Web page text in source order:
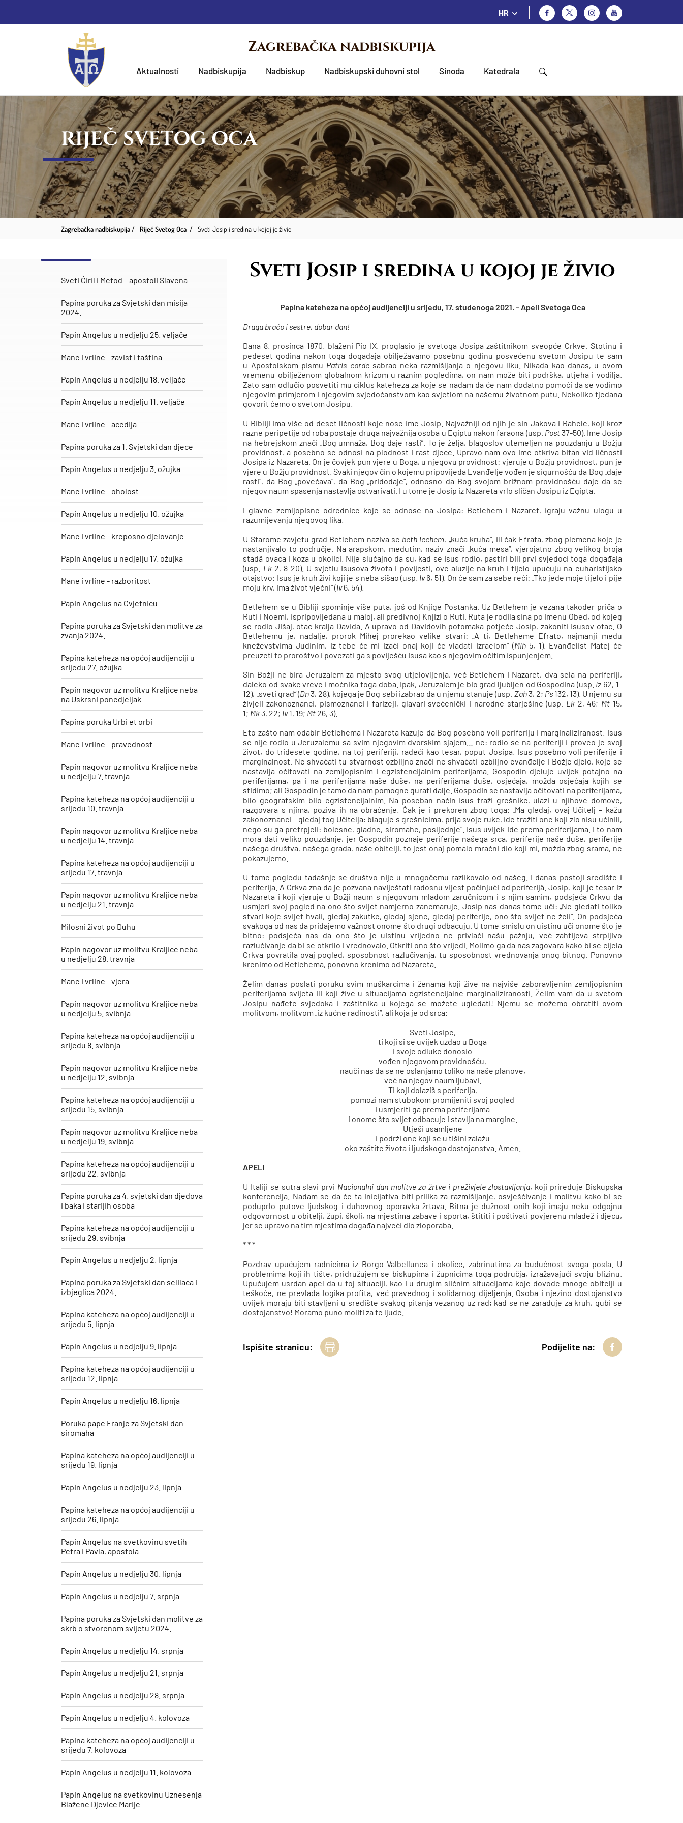
HR
Zagrebačka nadbiskupija
Aktualnosti Nadbiskupija Nadbiskup Nadbiskupski duhovni stol Sinoda Katedrala
RIJEČ SVETOG OCA
Zagrebačka nadbiskupija Riječ Svetog Oca Sveti Josip i sredina u kojoj je živio
Sveti Ćiril i Metod – apostoli Slavena
Papina poruka za Svjetski dan misija
2024.
Papin Angelus u nedjelju 25. veljače
​Mane i vrline - zavist i taština
Papin Angelus u nedjelju 18. veljače
Papin Angelus u nedjelju 11. veljače
Mane i vrline - acedija
Papina poruka za 1. Svjetski dan djece
Papin Angelus u nedjelju 3. ožujka
Mane i vrline - oholost
Papin Angelus u nedjelju 10. ožujka
Mane i vrline - kreposno djelovanje
Papin Angelus u nedjelju 17. ožujka
Mane i vrline - razboritost
Papin Angelus na Cvjetnicu
Papina poruka za Svjetski dan molitve za
zvanja 2024.
Papina kateheza na općoj audijenciji u
srijedu 27. ožujka
Papin nagovor uz molitvu Kraljice neba
na Uskrsni ponedjeljak
Papina poruka Urbi et orbi
Mane i vrline - pravednost
Papin nagovor uz molitvu Kraljice neba
u nedjelju 7. travnja
Papina kateheza na općoj audijenciji u
srijedu 10. travnja
Papin nagovor uz molitvu Kraljice neba
u nedjelju 14. travnja
Papina kateheza na općoj audijenciji u
srijedu 17. travnja
Papin nagovor uz molitvu Kraljice neba
u nedjelju 21. travnja
Milosni život po Duhu
Papin nagovor uz molitvu Kraljice neba
u nedjelju 28. travnja
Mane i vrline - vjera
Papin nagovor uz molitvu Kraljice neba
u nedjelju 5. svibnja
Papina kateheza na općoj audijenciji u
srijedu 8. svibnja
Papin nagovor uz molitvu Kraljice neba
u nedjelju 12. svibnja
Papina kateheza na općoj audijenciji u
srijedu 15. svibnja
Papin nagovor uz molitvu Kraljice neba
u nedjelju 19. svibnja
Papina kateheza na općoj audijenciji u
srijedu 22. svibnja
Papina poruka za 4. svjetski dan djedova
i baka i starijih osoba
Papina kateheza na općoj audijenciji u
srijedu 29. svibnja
Papin Angelus u nedjelju 2. lipnja
Papina poruka za Svjetski dan selilaca i
izbjeglica 2024.
Papina kateheza na općoj audijenciji u
srijedu 5. lipnja
Papin Angelus u nedjelju 9. lipnja
Papina kateheza na općoj audijenciji u
srijedu 12. lipnja
Papin Angelus u nedjelju 16. lipnja
Poruka pape Franje za Svjetski dan
siromaha
Papina kateheza na općoj audijenciji u
srijedu 19. lipnja
Papin Angelus u nedjelju 23. lipnja
Papina kateheza na općoj audijenciji u
srijedu 26. lipnja
Papin Angelus na svetkovinu svetih
Petra i Pavla, apostola
Papin Angelus u nedjelju 30. lipnja
Papin Angelus u nedjelju 7. srpnja
Papina poruka za Svjetski dan molitve za
skrb o stvorenom svijetu 2024.
Papin Angelus u nedjelju 14. srpnja
Papin Angelus u nedjelju 21. srpnja
Papin Angelus u nedjelju 28. srpnja
Papin Angelus u nedjelju 4. kolovoza
Papina kateheza na općoj audijenciji u
srijedu 7. kolovoza
Papin Angelus u nedjelju 11. kolovoza
​Papin Angelus na svetkovinu Uznesenja
Blažene Djevice Marije
Sveti Josip i sredina u kojoj je živio
Papina kateheza na općoj audijenciji u srijedu, 17. studenoga 2021. – Apeli Svetoga Oca
Draga braćo i sestre, dobar dan!
Dana 8. prosinca 1870. blaženi Pio IX. proglasio je svetoga Josipa zaštitnikom sveopće Crkve. Stotinu i
pedeset godina nakon toga događaja obilježavamo posebnu godinu posvećenu svetom Josipu te sam
u Apostolskom pismu Patris cordesabrao neka razmišljanja o njegovu liku. Nikada kao danas, u ovom
vremenu obilježenom globalnom krizom u raznim pogledima, on nam može biti podrška, utjeha i vodilja.
Zato sam odlučio posvetiti mu ciklus kateheza za koje se nadam da će nam dodatno pomoći da se vodimo
njegovim primjerom i njegovim svjedočanstvom kao svjetlom na našemu životnom putu. Nekoliko tjedana
govorit ćemo o svetom Josipu.
U Bibliji ima više od deset ličnosti koje nose ime Josip. Najvažniji od njih je sin Jakova i Rahele, koji kroz
razne peripetije od roba postaje druga najvažnija osoba u Egiptu nakon faraona (usp. Post 37-50). Ime Josip
na hebrejskom znači „Bog umnaža, Bog daje rasti“. To je želja, blagoslov utemeljen na pouzdanju u Božju
providnost, a posebno se odnosi na plodnost i rast djece. Upravo nam ovo ime otkriva bitan vid ličnosti
Josipa iz Nazareta. On je čovjek pun vjere u Boga, u njegovu providnost: vjeruje u Božju providnost, pun je
vjere u Božju providnost. Svaki njegov čin o kojemu pripovijeda Evanđelje vođen je sigurnošću da Bog „daje
rasti“, da Bog „povećava“, da Bog „pridodaje“, odnosno da Bog svojom brižnom providnošću daje da se
njegov naum spasenja nastavlja ostvarivati. I u tome je Josip iz Nazareta vrlo sličan Josipu iz Egipta.
I glavne zemljopisne odrednice koje se odnose na Josipa: Betlehem i Nazaret, igraju važnu ulogu u
razumijevanju njegovog lika.
U Starome zavjetu grad Betlehem naziva se beth lechem, „kuća kruha“, ili čak Efrata, zbog plemena koje je
nastanjivalo to područje. Na arapskom, međutim, naziv znači „kuća mesa“, vjerojatno zbog velikog broja
stadâ ovaca i koza u okolici. Nije slučajno da su, kad se Isus rodio, pastiri bili prvi svjedoci toga događaja
(usp. Lk2, 8-20). U svjetlu Isusova života i povijesti, ove aluzije na kruh i tijelo upućuju na euharistijsko
otajstvo: Isus je kruh živi koji je s neba sišao (usp. Iv6, 51). On će sam za sebe reći: „Tko jede moje tijelo i pije
moju krv, ima život vječni“ (Iv6, 54).
Betlehem se u Bibliji spominje više puta, još od Knjige Postanka. Uz Betlehem je vezana također priča o
Ruti i Noemi, ispripovijedana u maloj, ali predivnoj Knjizi o Ruti. Ruta je rodila sina po imenu Obed, od kojeg
se rodio Jišaj, otac kralja Davida. A upravo od Davidovih potomaka potječe Josip, zakoniti Isusov otac. O
Betlehemu je, nadalje, prorok Mihej prorekao velike stvari: „A ti, Betleheme Efrato, najmanji među
kneževstvima Judinim, iz tebe će mi izaći onaj koji će vladati Izraelom“ (Mih5, 1). Evanđelist Matej će
preuzeti to proroštvo i povezati ga s poviješću Isusa kao s njegovim očitim ispunjenjem.
Sin Božji ne bira Jeruzalem za mjesto svog utjelovljenja, već Betlehem i Nazaret, dva sela na periferiji,
daleko od svake vreve i moćnika toga doba. Ipak, Jeruzalem je bio grad ljubljen od Gospodina (usp. Iz 62, 1-
12), „sveti grad“ (Dn 3, 28), kojega je Bog sebi izabrao da u njemu stanuje (usp. Zah3, 2; Ps132, 13). U njemu su
živjeli zakonoznanci, pismoznanci i farizeji, glavari svećenički i narodne starješine (usp. Lk 2, 46; Mt 15,
1; Mk 3, 22; Iv1, 19; Mt 26, 3).
Eto zašto nam odabir Betlehema i Nazareta kazuje da Bog posebno voli periferiju i marginaliziranost. Isus
se nije rodio u Jeruzalemu sa svim njegovim dvorskim sjajem… ne: rodio se na periferiji i proveo je svoj
život, do tridesete godine, na toj periferiji, radeći kao tesar, poput Josipa. Isus posebno voli periferije i
marginalnost. Ne shvaćati tu stvarnost ozbiljno znači ne shvaćati ozbiljno evanđelje i Božje djelo, koje se
nastavlja očitovati na zemljopisnim i egzistencijalnim periferijama. Gospodin djeluje uvijek potajno na
periferijama, pa i na periferijama naše duše, na periferijama duše, osjećaja, možda osjećaja kojih se
stidimo; ali Gospodin je tamo da nam pomogne gurati dalje. Gospodin se nastavlja očitovati na periferijama,
bilo geografskim bilo egzistencijalnim. Na poseban način Isus traži grešnike, ulazi u njihove domove,
razgovara s njima, poziva ih na obraćenje. Čak je i prekoren zbog toga: „Ma gledaj, ovaj Učitelj – kažu
zakonoznanci – gledaj tog Učitelja: blaguje s grešnicima, prlja svoje ruke, ide tražiti one koji zlo nisu učinili,
nego su ga pretrpjeli: bolesne, gladne, siromahe, posljednje“. Isus uvijek ide prema periferijama. I to nam
mora dati veliko pouzdanje, jer Gospodin poznaje periferije našega srca, periferije naše duše, periferije
našega društva, našega grada, naše obitelji, to jest onaj pomalo mračni dio koji mi, možda zbog srama, ne
pokazujemo.
U tome pogledu tadašnje se društvo nije u mnogočemu razlikovalo od našeg. I danas postoji središte i
periferija. A Crkva zna da je pozvana naviještati radosnu vijest počinjući od periferijâ. Josip, koji je tesar iz
Nazareta i koji vjeruje u Božji naum s njegovom mladom zaručnicom i s njim samim, podsjeća Crkvu da
usmjeri svoj pogled na ono što svijet namjerno zanemaruje. Josip nas danas tome uči: „Ne gledati toliko
stvari koje svijet hvali, gledaj zakutke, gledaj sjene, gledaj periferije, ono što svijet ne želi“. On podsjeća
svakoga od nas da pridajemo važnost onome što drugi odbacuju. U tome smislu on uistinu uči onome što je
bitno: podsjeća nas da ono što je uistinu vrijedno ne privlači našu pažnju, već zahtijeva strpljivo
razlučivanje da bi se otkrilo i vrednovalo. Otkriti ono što vrijedi. Molimo ga da nas zagovara kako bi se cijela
Crkva povratila ovaj pogled, sposobnost razlučivanja, tu sposobnost vrednovanja onog bitnog. Ponovno
krenimo od Betlehema, ponovno krenimo od Nazareta.
Želim danas poslati poruku svim muškarcima i ženama koji žive na najviše zaboravljenim zemljopisnim
periferijama svijeta ili koji žive u situacijama egzistencijalne marginaliziranosti. Želim vam da u svetom
Josipu nađete svjedoka i zaštitnika u kojega se možete ugledati! Njemu se možemo obratiti ovom
molitvom, molitvom „iz kućne radinosti“, ali koja je od srca:
Sveti Josipe,
ti koji si se uvijek uzdao u Boga
i svoje odluke donosio
vođen njegovom providnošću,
nauči nas da se ne oslanjamo toliko na naše planove,
već na njegov naum ljubavi.
Ti koji dolaziš s periferija,
pomozi nam stubokom promijeniti svoj pogled
i usmjeriti ga prema periferijama
i onome što svijet odbacuje i stavlja na margine.
Utješi usamljene
i podrži one koji se u tišini zalažu
oko zaštite života i ljudskoga dostojanstva. Amen.
APELI
U Italiji se sutra slavi prvi Nacionalni dan molitve za žrtve i preživjele zlostavljanja, koji priređuje Biskupska
konferencija. Nadam se da će ta inicijativa biti prilika za razmišljanje, osvješćivanje i molitvu kako bi se
poduprlo putove ljudskog i duhovnog oporavka žrtava. Bitna je dužnost onih koji imaju neku odgojnu
odgovornost u obitelji, župi, školi, na mjestima zabave i sporta, štititi i poštivati povjerenu mladež i djecu,
jer se upravo na tim mjestima događa najveći dio zloporaba.
* * *
Pozdrav upućujem radnicima iz Borgo Valbellunea i okolice, zabrinutima za budućnost svoga posla. U
problemima koji ih tište, pridružujem se biskupima i župnicima toga područja, izražavajući svoju blizinu.
Upućujem usrdan apel da u toj situaciji, kao i u drugim sličnim situacijama koje dovode mnoge obitelji u
teškoće, ne prevlada logika profita, već pravednog i solidarnog dijeljenja. Osoba i njezino dostojanstvo
uvijek moraju biti stavljeni u središte svakog pitanja vezanog uz rad; kad se ne zarađuje za kruh, gubi se
dostojanstvo! Moramo puno moliti za te ljude.
Ispišite stranicu: Podijelite na: